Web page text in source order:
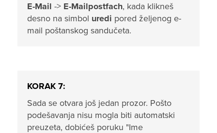
E-Mail -> E-Mailpostfach, kada klikneš
desno na simbol uredi pored željenog e-
mail poštanskog sandučeta.
KORAK 7:
Sada se otvara još jedan prozor. Pošto
podešavanja nisu mogla biti automatski
preuzeta, dobićeš poruku "Ime